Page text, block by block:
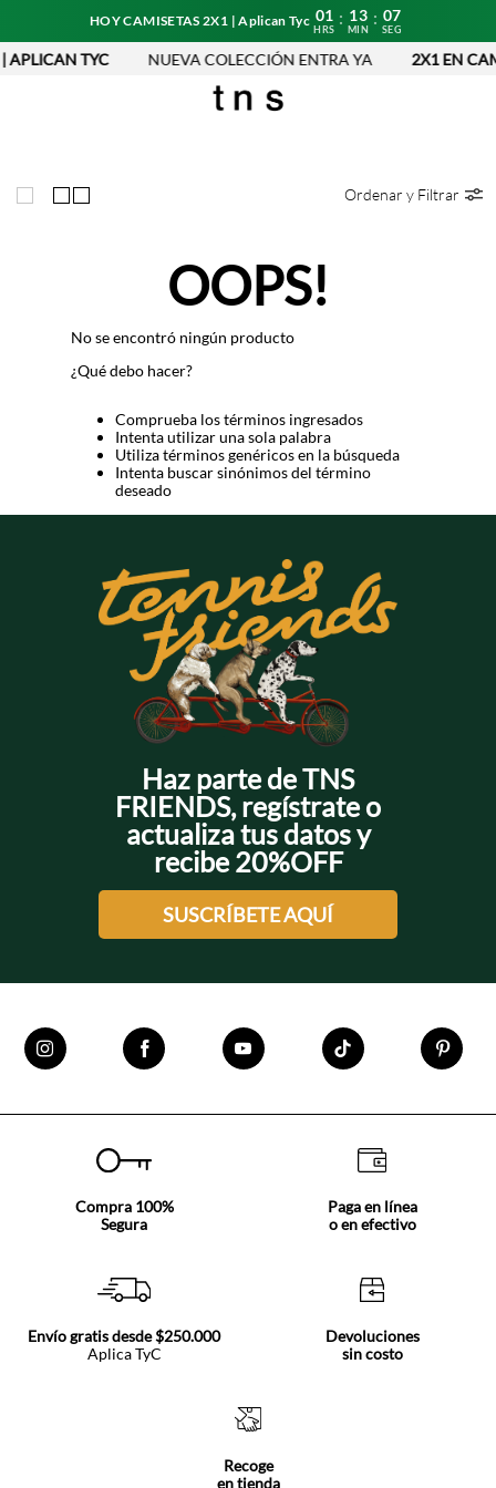
HOY CAMISETAS 2X1 | Aplican Tyc 01
HRS
: 13
MIN
: 07
SEG
APLICAN TYC NUEVA COLECCIÓN ENTRA YA 2X1 EN
Ordenar y Filtrar
OOPS!
No se encontró ningún producto
¿Qué debo hacer?
Comprueba los términos ingresados
Intenta utilizar una sola palabra
Utiliza términos genéricos en la búsqueda
Intenta buscar sinónimos del término
deseado
Haz parte de TNS
FRIENDS, regístrate o
actualiza tus datos y
recibe 20%OFF
SUSCRÍBETE AQUÍ
Compra 100%
Segura
Paga en línea
o en efectivo
Envío gratis desde $250.000
Aplica TyC
Devoluciones
sin costo
Recoge
en tienda